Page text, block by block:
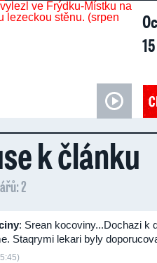
k článku
2
: Srean kocoviny...Dochazi k
Staqrymi lekari byly